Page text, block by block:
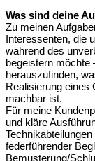
Was sind deine
Zu meinen
Interessenten, die
während des
begeistern möchte
herauszufinden,
Realisierung eines
machbar ist.
Für meine
und kläre
federführender
Bemusterung/